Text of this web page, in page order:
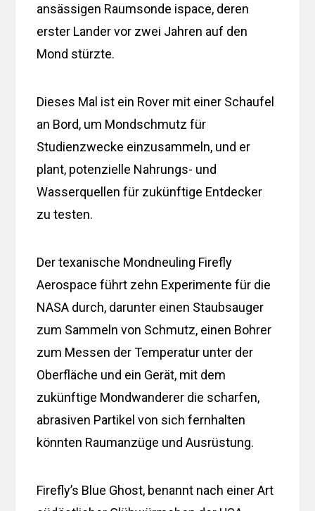
ansässigen Raumsonde ispace, deren
erster Lander vor zwei Jahren auf den
Mond stürzte.
Dieses Mal ist ein Rover mit einer Schaufel
an Bord, um Mondschmutz für
Studienzwecke einzusammeln, und er
plant, potenzielle Nahrungs- und
Wasserquellen für zukünftige Entdecker
zu testen.
Der texanische Mondneuling Firefly
Aerospace führt zehn Experimente für die
NASA durch, darunter einen Staubsauger
zum Sammeln von Schmutz, einen Bohrer
zum Messen der Temperatur unter der
Oberfläche und ein Gerät, mit dem
zukünftige Mondwanderer die scharfen,
abrasiven Partikel von sich fernhalten
könnten Raumanzüge und Ausrüstung.
Firefly’s Blue Ghost, benannt nach einer Art